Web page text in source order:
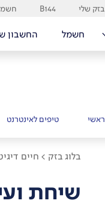
בזק שלי B144
חשמל החשבון
ראשי טיפים לאינטרנט
בלוג בזק > חיים
שיחת